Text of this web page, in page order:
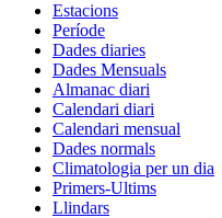
Estacions
Període
Dades diaries
Dades Mensuals
Almanac diari
Calendari diari
Calendari mensual
Dades normals
Climatologia per un dia
Primers-Ultims
Llindars